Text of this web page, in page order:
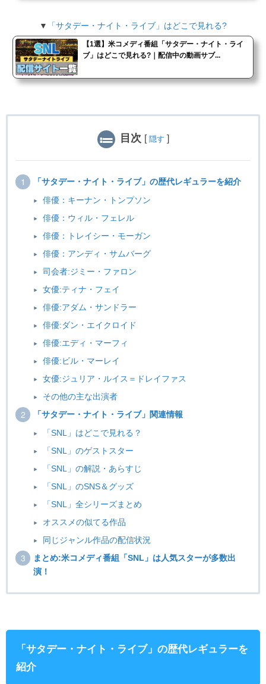
▼ 「サタデー・ナイト・ライブ」はどこで見れる?
【1選】米コメディ番組「サタデー・ナイト・ライ
ブ」はどこで見れる?｜配信中の動画サブ...
目次 [ 隠す ]
「サタデー・ナイト・ライブ」の歴代レギュラーを紹介
俳優：キーナン・トンプソン
俳優：ウィル・フェレル
俳優：トレイシー・モーガン
俳優：アンディ・サムバーグ
司会者:ジミー・ファロン
女優:ティナ・フェイ
俳優:アダム・サンドラー
俳優:ダン・エイクロイド
俳優:エディ・マーフィ
俳優:ビル・マーレイ
女優:ジュリア・ルイス＝ドレイファス
その他の主な出演者
「サタデー・ナイト・ライブ」関連情報
「SNL」はどこで見れる？
「SNL」のゲストスター
「SNL」の解説・あらすじ
「SNL」のSNS＆グッズ
「SNL」全シリーズまとめ
オススメの似てる作品
同じジャンル作品の配信状況
まとめ:米コメディ番組「SNL」は人気スターが多数出
演！
「サタデー・ナイト・ライブ」の歴代レギュラーを
紹介